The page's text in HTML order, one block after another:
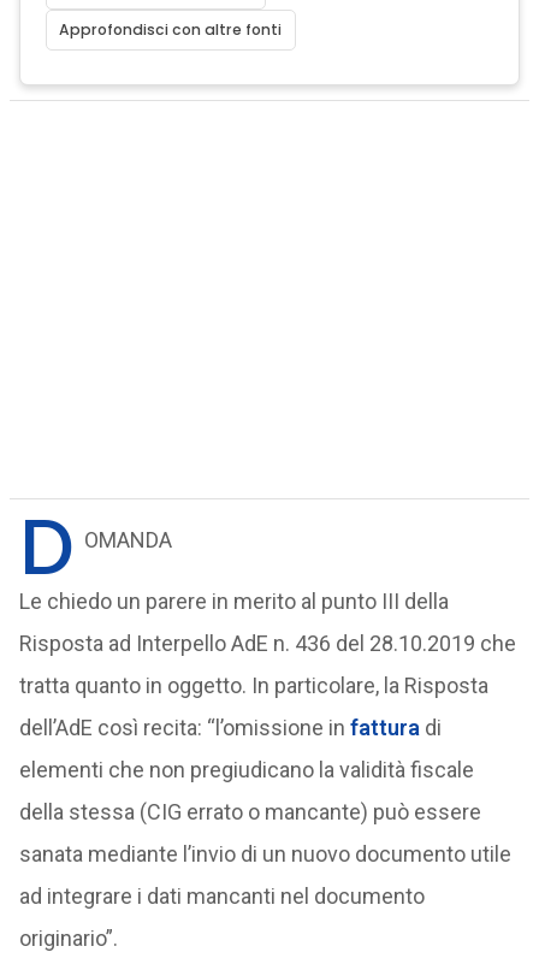
Approfondisci con altre fonti
D OMANDA
Le chiedo un parere in merito al punto III della
Risposta ad Interpello AdE n. 436 del 28.10.2019 che
tratta quanto in oggetto. In particolare, la Risposta
dell’AdE così recita: “l’omissione in fattura di
elementi che non pregiudicano la validità fiscale
della stessa (CIG errato o mancante) può essere
sanata mediante l’invio di un nuovo documento utile
ad integrare i dati mancanti nel documento
originario”.